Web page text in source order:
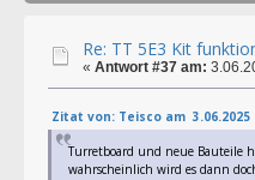
Re: TT 5E3 Kit
« Antwort #37 am:
Zitat von: Teisco am 3.06.2025
Turretboard und neue Bauteile
wahrscheinlich wird es dann